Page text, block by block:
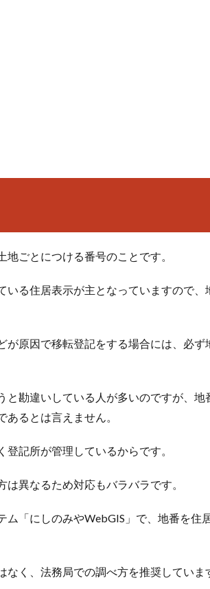
ごとにつける番号のことです。
る住居表示が主となっていますので、
が原因で移転登記をする場合には、必ず
と勘違いしている人が多いのですが、地
るとは言えません。
記所が管理しているからです。
異なるため対応もバラバラです。
「にしのみやWebGIS」で、地番を住
く、法務局での調べ方を推奨していま